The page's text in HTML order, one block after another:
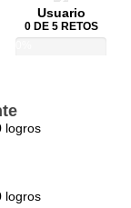
Usuario
0 DE 5 RETOS
logros
logros